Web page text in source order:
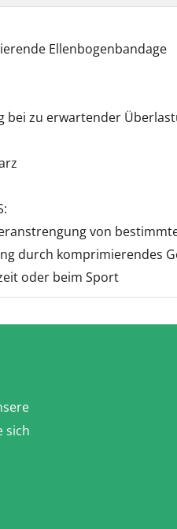
Ellenbogenbandage
bei zu erwartender
von
durch komprimierendes
oder beim Sport
sich